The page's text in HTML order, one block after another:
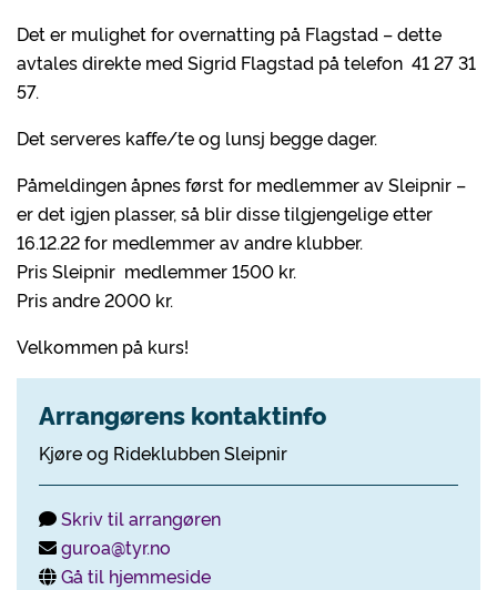
Det er mulighet for overnatting på Flagstad – dette
avtales direkte med Sigrid Flagstad på telefon 41 27 31
57.
Det serveres kaffe/te og lunsj begge dager.
Påmeldingen åpnes først for medlemmer av Sleipnir –
er det igjen plasser, så blir disse tilgjengelige etter
16.12.22 for medlemmer av andre klubber.
Pris Sleipnir medlemmer 1500 kr.
Pris andre 2000 kr.
Velkommen på kurs!
Arrangørens kontaktinfo
Kjøre og Rideklubben Sleipnir
Skriv til arrangøren
guroa@tyr.no
Gå til hjemmeside